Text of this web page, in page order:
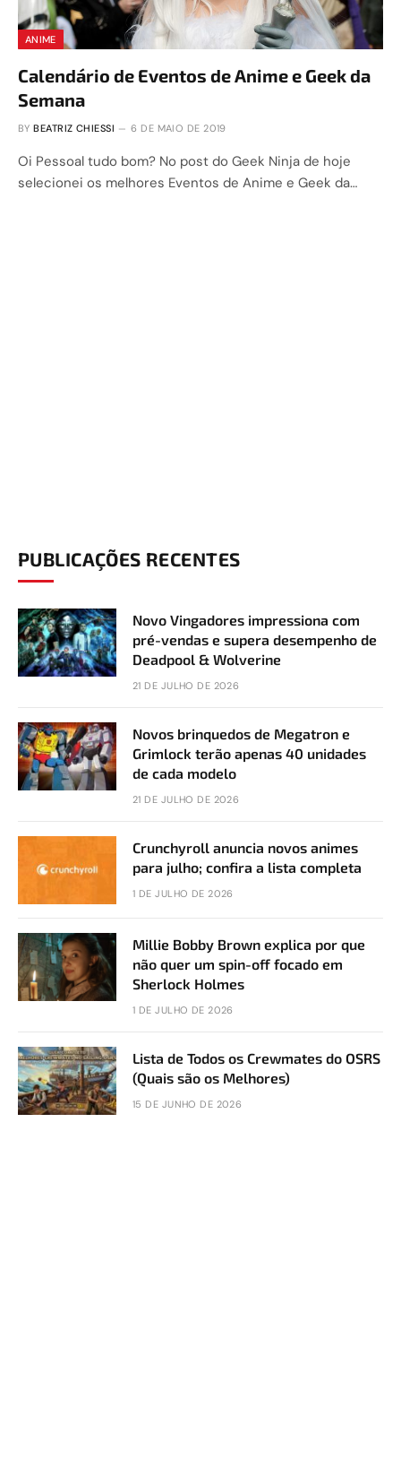
ANIME
Calendário de Eventos de Anime e Geek da
Semana
BY BEATRIZ CHIESSI 6 DE MAIO DE 2019
Oi Pessoal tudo bom? No post do Geek Ninja de hoje
selecionei os melhores Eventos de Anime e Geek da…
PUBLICAÇÕES RECENTES
Novo Vingadores impressiona com
pré-vendas e supera desempenho de
Deadpool & Wolverine
21 DE JULHO DE 2026
Novos brinquedos de Megatron e
Grimlock terão apenas 40 unidades
de cada modelo
21 DE JULHO DE 2026
Crunchyroll anuncia novos animes
para julho; confira a lista completa
1 DE JULHO DE 2026
Millie Bobby Brown explica por que
não quer um spin-off focado em
Sherlock Holmes
1 DE JULHO DE 2026
Lista de Todos os Crewmates do OSRS
(Quais são os Melhores)
15 DE JUNHO DE 2026